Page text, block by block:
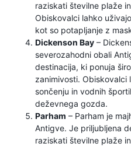
raziskati številne plaže
Obiskovalci lahko
kot so potapljanje z
Dickenson Bay –
severozahodni obali
destinacija, ki ponuja
zanimivosti. Obiskovalci
sončenju in vodnih
deževnega gozda.
Parham – Parham je
Antigve. Je priljubljena
raziskati številne plaže